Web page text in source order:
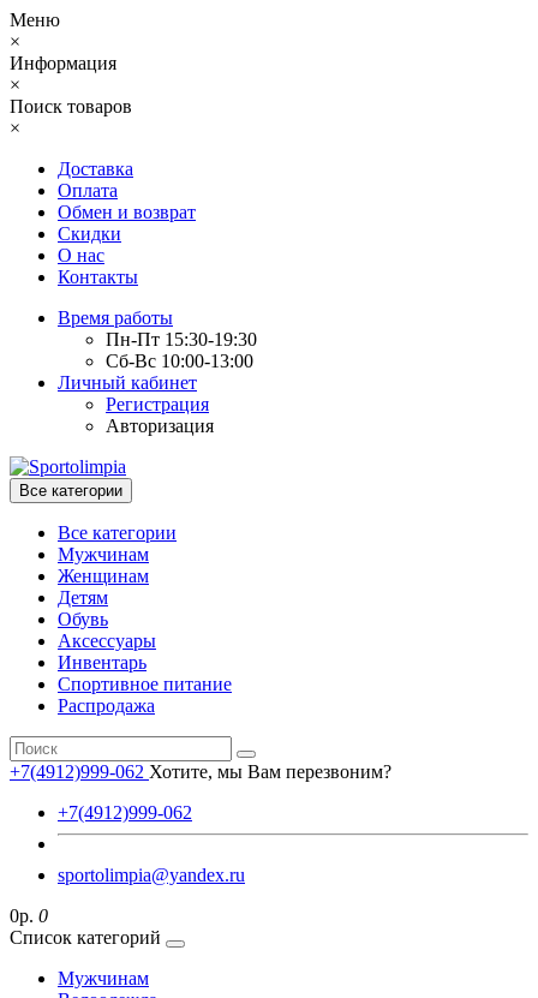
Меню
×
Информация
×
Поиск товаров
×
Доставка
Оплата
Обмен и возврат
Скидки
О нас
Контакты
Время работы
Пн-Пт 15:30-19:30
Сб-Вс 10:00-13:00
Личный кабинет
Регистрация
Авторизация
Все категории
Все категории
Мужчинам
Женщинам
Детям
Обувь
Аксессуары
Инвентарь
Спортивное питание
Распродажа
+7(4912)999-062 Хотите, мы Вам перезвоним?
+7(4912)999-062
sportolimpia@yandex.ru
0р. 0
Список категорий
Мужчинам